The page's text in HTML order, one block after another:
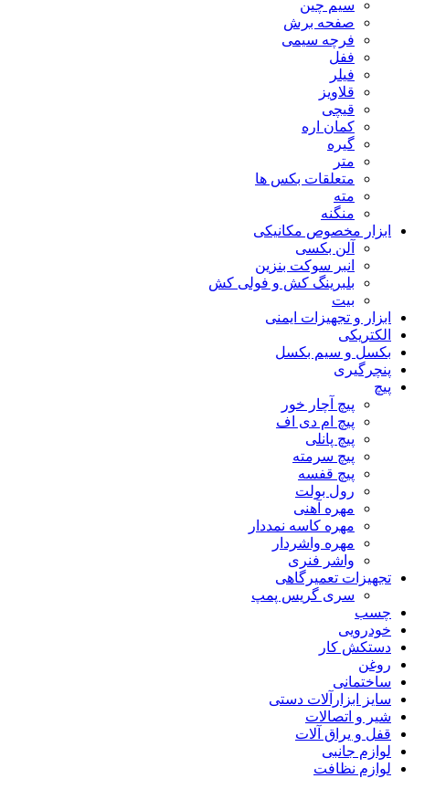
سیم چین
صفحه برش
فرچه سیمی
ففل
فیلر
قلاویز
قیچی
کمان اره
گیره
متر
متعلقات بکس ها
مته
منگنه
ابزار مخصوص مکانیکی
آلن بکسی
انبر سوکت بنزین
بلبرینگ کش و فولی کش
بیت
ابزار و تجهیزات ایمنی
الکتریکی
بکسل و سیم بکسل
پنچرگیری
پیچ
پیچ آچار خور
پیچ ام دی اف
پیچ پانلی
پیچ سرمته
پیچ قفسه
رول بولت
مهره آهنی
مهره کاسه نمددار
مهره واشردار
واشر فنری
تجهیزات تعمیرگاهی
سری گریس پمپ
چسب
خودرویی
دستکش کار
روغن
ساختمانی
سایز ابزارآلات دستی
شیر و اتصالات
قفل و یراق آلات
لوازم جانبی
لوازم نظافت